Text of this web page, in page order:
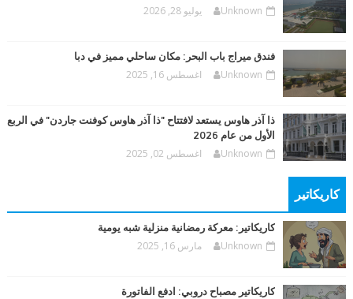
Unknown يوليو 28, 2026
فندق ميراج باب البحر: مكان ساحلي مميز في دبا
Unknown اغسطس 16, 2025
ذا آذر هاوس يستعد لافتتاح "ذا آذر هاوس كوفنت جاردن" في الربع
الأول من عام 2026
Unknown اغسطس 02, 2025
كاريكاتير
كاريكاتير: معركة رمضانية منزلية شبه يومية
Unknown مارس 16, 2025
كاريكاتير مصباح دروبي: ادفع الفاتورة